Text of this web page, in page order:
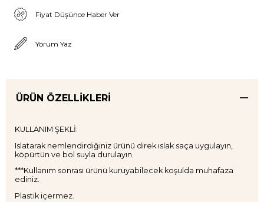
Fiyat Düşünce Haber Ver
Yorum Yaz
ÜRÜN ÖZELLIKLERI
KULLANIM ŞEKLİ:
Islatarak nemlendirdiğiniz ürünü direk ıslak saça uygulayın,
köpürtün ve bol suyla durulayın.
***Kullanım sonrası ürünü kuruyabilecek koşulda muhafaza
ediniz.
Plastik içermez.